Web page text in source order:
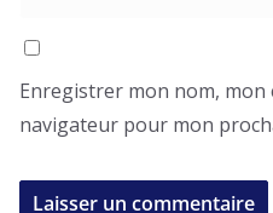
Enregistrer mon nom, mon
navigateur pour mon